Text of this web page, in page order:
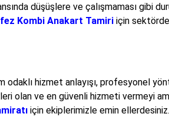
düşüşlere ve çalışmaması gibi
Kombi Anakart Tamiriiçin sektörde
hizmet anlayışı, profesyonel
olan ve en güvenli hizmeti vermeyi
için ekiplerimizle emin